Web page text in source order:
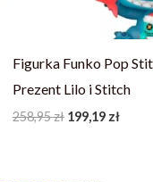
Figurka Funko Pop
Prezent Lilo i Stitch
258,95zł 199,19 zł